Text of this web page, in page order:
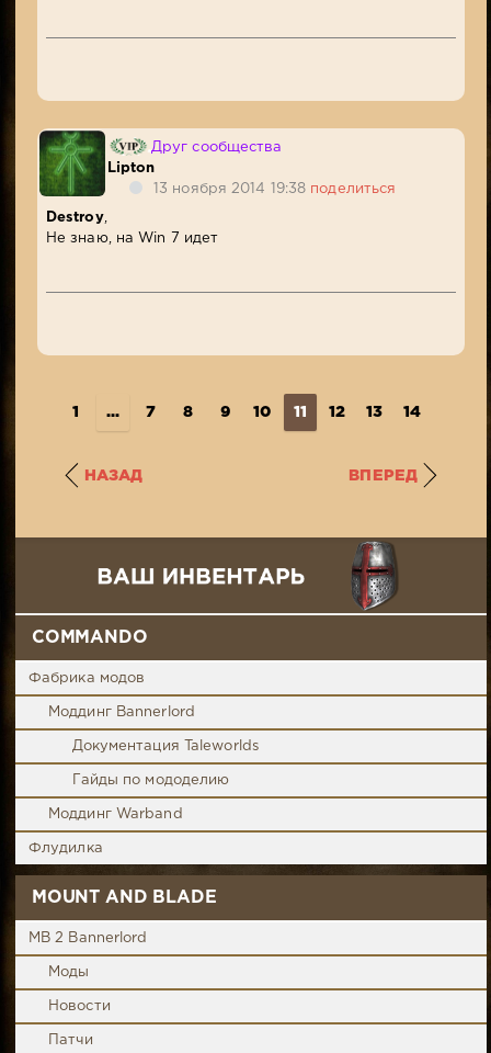
Друг сообщества
Lipton
13 ноября 2014 19:38 поделиться
Destroy,
Не знаю, на Win 7 идет
1 ... 7 8 9 10 11 12 13 14
НАЗАД ВПЕРЕД
COMMANDO
Фабрика модов
Моддинг Bannerlord
Документация Taleworlds
Гайды по мододелию
Моддинг Warband
Флудилка
MOUNT AND BLADE
MB 2 Bannerlord
Моды
Новости
Патчи